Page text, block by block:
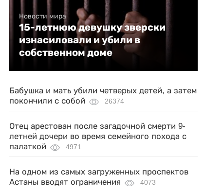
Новости мира
15-летнюю девушку зверски
изнасиловали и убили в
собственном доме
Бабушка и мать убили четверых детей, а затем
покончили с собой
26374
Отец арестован после загадочной смерти 9-
летней дочери во время семейного похода с
палаткой
4971
На одном из самых загруженных проспектов
Астаны вводят ограничения
4073